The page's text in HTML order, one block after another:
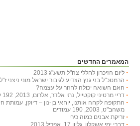
המאמרים החדשים
ליום הזיכרון לחללי צה"ל תשע"ג 2013
הרמטכ"ל בני גנץ הצדיע לגיבור ישראל מוני ניצני ז"ל
האם השואה יכולה לחזור על עצמה?
דריי מרטיני קוקטייל, נתי אלדר, אלרום, 2013, 192 עמודים
התקופה לקחה אותנו, יוחאי בן-נון – דיוקן, עמותת
משהב"ט, 2003, 190 עמודים
זריקת אבנים כמוה כירי